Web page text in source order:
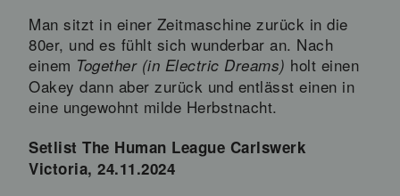
Man sitzt in einer Zeitmaschine zurück in die
80er, und es fühlt sich wunderbar an. Nach
einem Together (in Electric Dreams) holt einen
Oakey dann aber zurück und entlässt einen in
eine ungewohnt milde Herbstnacht.
Setlist The Human League Carlswerk
Victoria, 24.11.2024